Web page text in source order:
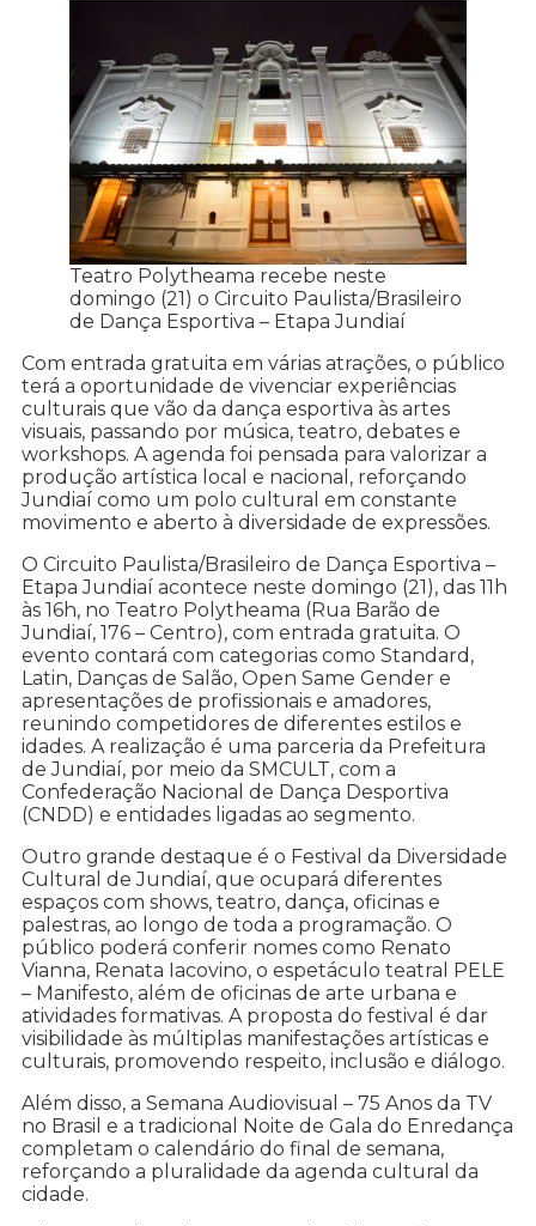
Teatro Polytheama recebe neste
domingo (21) o Circuito Paulista/Brasileiro
de Dança Esportiva – Etapa Jundiaí
Com entrada gratuita em várias atrações, o público
terá a oportunidade de vivenciar experiências
culturais que vão da dança esportiva às artes
visuais, passando por música, teatro, debates e
workshops. A agenda foi pensada para valorizar a
produção artística local e nacional, reforçando
Jundiaí como um polo cultural em constante
movimento e aberto à diversidade de expressões.
O Circuito Paulista/Brasileiro de Dança Esportiva –
Etapa Jundiaí acontece neste domingo (21), das 11h
às 16h, no Teatro Polytheama (Rua Barão de
Jundiaí, 176 – Centro), com entrada gratuita. O
evento contará com categorias como Standard,
Latin, Danças de Salão, Open Same Gender e
apresentações de profissionais e amadores,
reunindo competidores de diferentes estilos e
idades. A realização é uma parceria da Prefeitura
de Jundiaí, por meio da SMCULT, com a
Confederação Nacional de Dança Desportiva
(CNDD) e entidades ligadas ao segmento.
Outro grande destaque é o Festival da Diversidade
Cultural de Jundiaí, que ocupará diferentes
espaços com shows, teatro, dança, oficinas e
palestras, ao longo de toda a programação. O
público poderá conferir nomes como Renato
Vianna, Renata Iacovino, o espetáculo teatral PELE
– Manifesto, além de oficinas de arte urbana e
atividades formativas. A proposta do festival é dar
visibilidade às múltiplas manifestações artísticas e
culturais, promovendo respeito, inclusão e diálogo.
Além disso, a Semana Audiovisual – 75 Anos da TV
no Brasil e a tradicional Noite de Gala do Enredança
completam o calendário do final de semana,
reforçando a pluralidade da agenda cultural da
cidade.